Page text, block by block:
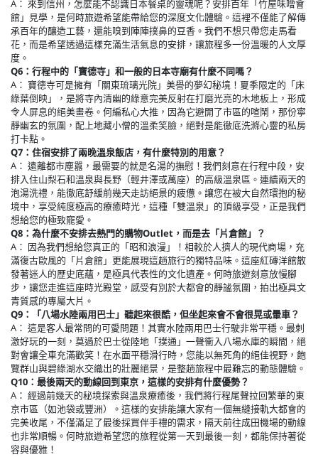
A： 來到信州，怎麼能不認識日本餐桌的靈魂呢？安排百年「竹屋味噌會
館」見學，是何時旅遊希望能帶給您的深度文化體驗。這裡不僅能了解傳
承百年的釀造工藝，還能嗅到陣陣撲鼻的豆香。我們不想只帶您走馬看
花，而是希望透過這樣充滿生活氣息的安排，讓旅程多一份溫暖的人文厚
度。
Q6：行程中的「寶德寺」和一般的日本寺廟有什麼不同嗎？
A： 寶德寺可是擁有「關東琉璃光院」美譽的夢幻秘境！夏季限定的「床
綠葉倒映」，是將寺內清幽的綠意完美反射在打磨光亮的木地板上，形成
令人屏息的絕美畫卷。何編私心大推，因為它避開了市區的喧鬧，那份寧
靜幽玄的氛圍，配上地藏小僧的溫柔笑臉，絕對是能徹底洗滌心靈的私房
打卡點。
Q7：住宿安排了兩晚溫泉飯店，有什麼特別的用意？
A： 遠離都市塵囂，最需要的就是名湯的撫慰！我們刻意在行程中段，安
排入住山梨石和溫泉與長野（輕井澤或萬座）的高級溫泉區。連續兩天的
泡湯洗禮，能徹底舒緩前幾天走訪絕景的疲憊。讓您在被大自然環抱的秘
境中，享受純度極高的療癒時光，這種「雙溫泉」的頂級享受，正是我們
想給您的極致寵愛。
Q8：為什麼不安排去熱門的購物Outlet，而是去「片倉館」？
A： 因為我們想給您真正的「昭和浪漫」！相較於人擠人的現代商場，充
滿復古歐風的「片倉館」更能展現這趟旅行的獨特品味。這座紅磚洋館散
發著迷人的歷史底蘊，是極具代表性的文化遺產。何時旅遊刻意放慢腳
步，讓您走進這座時光殿堂，感受有別於大都會的靜謐氛圍，拍出極具文
青質感的專屬大片。
Q9：「八場水陸兩用巴士」聽起來很酷，但坐起來會不會很晃或暈車？
A： 這是客人最常問的可愛問題！其實水陸兩用巴士行駛非常平穩。最刺
激好玩的一刻，莫過於巴士從陸地「撲通」一聲衝入八場水庫的瞬間，絕
對會讓全車充滿歡笑！在水面平穩滑行時，您能以無死角的絕佳視野，飽
覽群山與碧綠湖水交織出的壯麗絕景，是整趟旅程中最難忘的動態體驗。
Q10：最後兩天的動線回到東京，這樣的安排有什麼優勢？
A： 經過前幾天的秘境探索與溫泉療癒後，我們將行程尾聲拉回繁華的東
京市區（如池袋或豐洲）。這樣的安排能讓大家有一個無縫接軌大都會的
完美收尾，不僅滿足了最後採買伴手禮的需求，隔天前往成田機場的動線
也非常順暢。何時旅遊希望您的旅程從第一天到最後一刻，都能保持著從
容與優雅！